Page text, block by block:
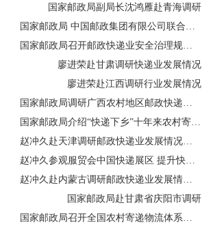
国家邮政局副局长沈鸿雁赴青海调研
国家邮政局 中国邮政集团有限公司联合发布通知 在中西部农村地区开展“快递进村”邮政兜底专项试点工作
国家邮政局召开邮政快递业安全治理规范化座谈会暨快递进村工作推进会
廖进荣赴甘肃调研快递业发展情况
廖进荣赴江西调研行业发展情况
国家邮政局调研广西农村地区邮政快递服务并就“十五五”邮政业规划编制工作进行座谈
国家邮政局介绍“快递下乡”十年来农村寄递物流发展情况
赵冲久赴天津调研邮政快递业发展情况强调，认真学习领会党的二十届三中全会精神 努力推动各项改革措施落到实处
赵冲久参观服贸会中国快递展区 提升快递业核心竞争力 为全球服务贸易贡献力量
赵冲久赴内蒙古调研邮政快递业发展情况强调，深入推进农村寄递物流体系建设 助力农村更好融入全国统一大市场
国家邮政局赴甘肃省庆阳市调研
国家邮政局召开全国农村寄递物流体系建设暨快递进村工作现场会